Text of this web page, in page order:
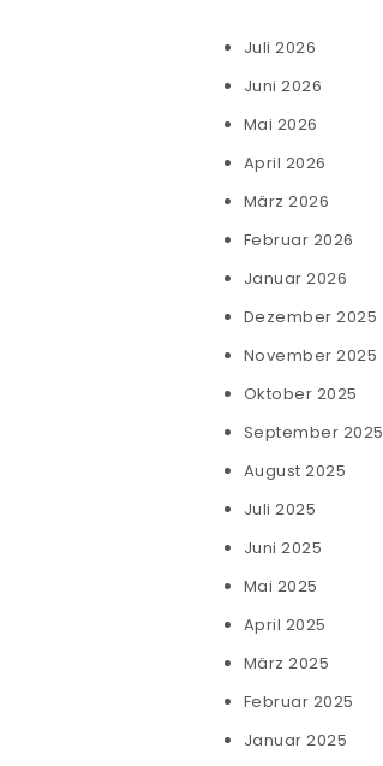
Juli 2026
Juni 2026
Mai 2026
April 2026
März 2026
Februar 2026
Januar 2026
Dezember 2025
November 2025
Oktober 2025
September 2025
August 2025
Juli 2025
Juni 2025
Mai 2025
April 2025
März 2025
Februar 2025
Januar 2025